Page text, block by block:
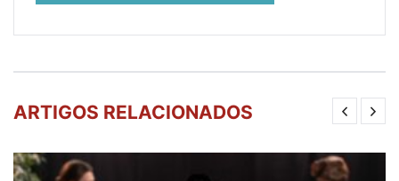
ARTIGOS RELACIONADOS